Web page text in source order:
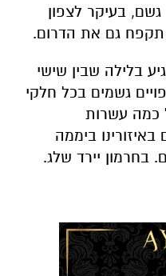
בעיקר לצפון
תקפח גם את הדרום.
בלילה שבין שישי
גשמים בכל חלקי
כמה עשרות
ביממה
בחרמון יירד שלג.